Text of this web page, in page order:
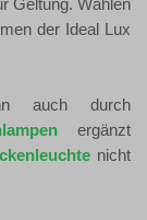
Geltung. Wählen
der Ideal Lux
auch durch
ergänzt
nicht